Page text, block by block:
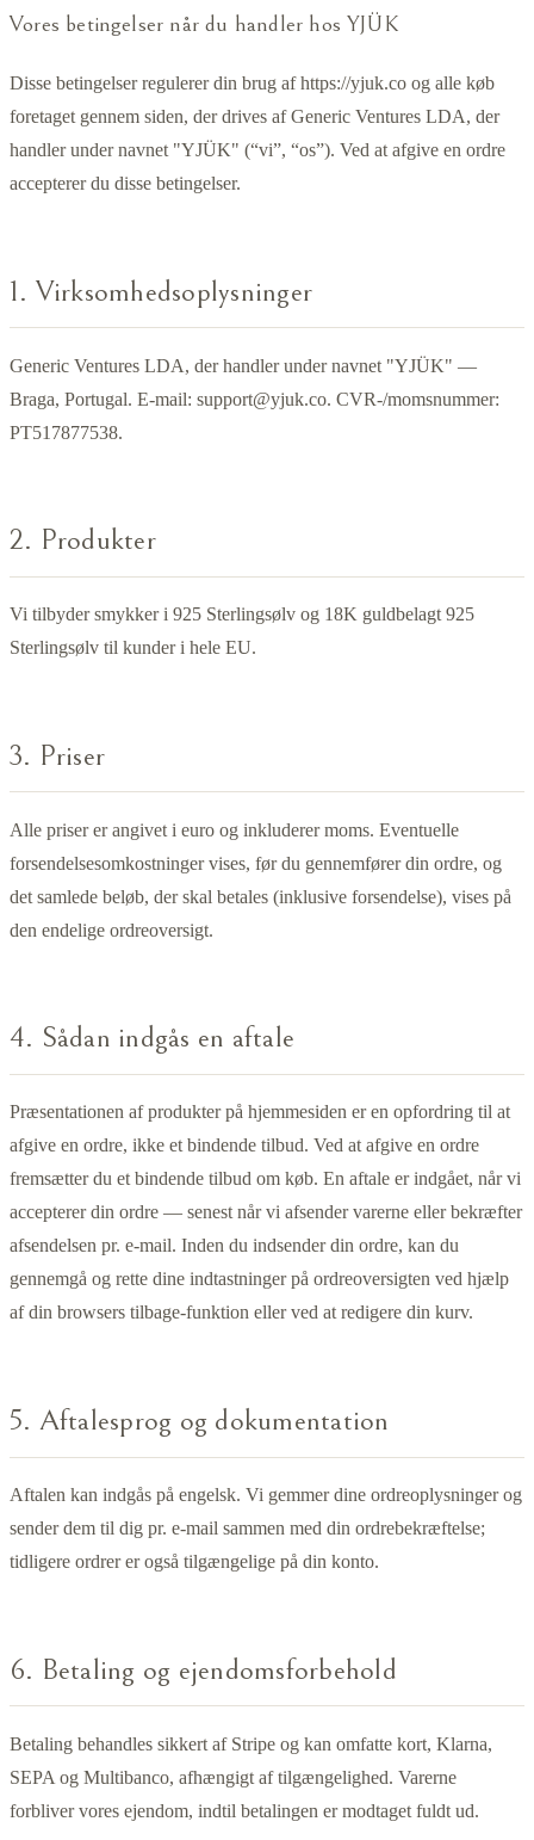
Vores betingelser når du handler hos YJÜK
Disse betingelser regulerer din brug af https://yjuk.co og alle køb
foretaget gennem siden, der drives af Generic Ventures LDA, der
handler under navnet "YJÜK" (“vi”, “os”). Ved at afgive en ordre
accepterer du disse betingelser.
1. Virksomhedsoplysninger
Generic Ventures LDA, der handler under navnet "YJÜK" —
Braga, Portugal. E-mail: support@yjuk.co. CVR-/momsnummer:
PT517877538.
2. Produkter
Vi tilbyder smykker i 925 Sterlingsølv og 18K guldbelagt 925
Sterlingsølv til kunder i hele EU.
3. Priser
Alle priser er angivet i euro og inkluderer moms. Eventuelle
forsendelsesomkostninger vises, før du gennemfører din ordre, og
det samlede beløb, der skal betales (inklusive forsendelse), vises på
den endelige ordreoversigt.
4. Sådan indgås en aftale
Præsentationen af produkter på hjemmesiden er en opfordring til at
afgive en ordre, ikke et bindende tilbud. Ved at afgive en ordre
fremsætter du et bindende tilbud om køb. En aftale er indgået, når vi
accepterer din ordre — senest når vi afsender varerne eller bekræfter
afsendelsen pr. e-mail. Inden du indsender din ordre, kan du
gennemgå og rette dine indtastninger på ordreoversigten ved hjælp
af din browsers tilbage-funktion eller ved at redigere din kurv.
5. Aftalesprog og dokumentation
Aftalen kan indgås på engelsk. Vi gemmer dine ordreoplysninger og
sender dem til dig pr. e-mail sammen med din ordrebekræftelse;
tidligere ordrer er også tilgængelige på din konto.
6. Betaling og ejendomsforbehold
Betaling behandles sikkert af Stripe og kan omfatte kort, Klarna,
SEPA og Multibanco, afhængigt af tilgængelighed. Varerne
forbliver vores ejendom, indtil betalingen er modtaget fuldt ud.